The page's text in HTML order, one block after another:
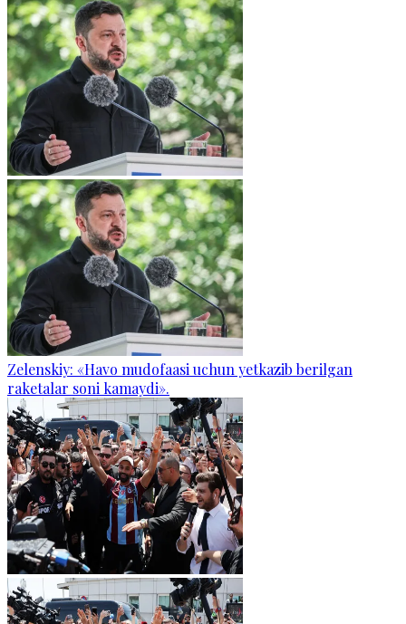
Zelenskiy: «Havo mudofaasi uchun yetkazib berilgan
raketalar soni kamaydi».